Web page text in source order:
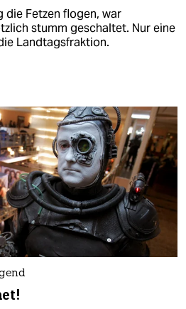
die Fetzen flogen, war
stumm geschaltet. Nur eine
Landtagsfraktion.